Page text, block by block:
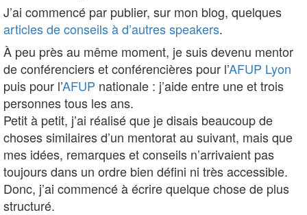
J’ai commencé par publier, sur mon blog, quelques
articles de conseils à d’autres speakers.
À peu près au même moment, je suis devenu mentor
de conférenciers et conférencières pour l’AFUP Lyon
puis pour l’AFUP nationale : j’aide entre une et trois
personnes tous les ans.
Petit à petit, j’ai réalisé que je disais beaucoup de
choses similaires d’un mentorat au suivant, mais que
mes idées, remarques et conseils n’arrivaient pas
toujours dans un ordre bien défini ni très accessible.
Donc, j’ai commencé à écrire quelque chose de plus
structuré.